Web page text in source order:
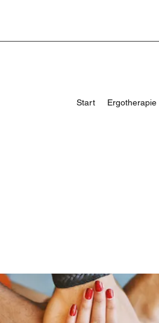
Start Ergotherapie